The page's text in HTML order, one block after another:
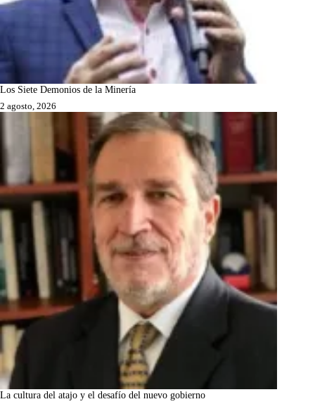
Los Siete Demonios de la Minería
2 agosto, 2026
La cultura del atajo y el desafío del nuevo gobierno